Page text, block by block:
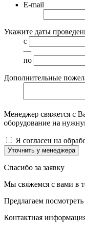
E-mail
Укажите даты
с
—
по
Дополнительные
Менеджер свяжется с
оборудование на
Я согласен на
Уточнить у менеджера
Спасибо за заявку
Мы свяжемся с вами в
Предлагаем посмотреть
Контактная